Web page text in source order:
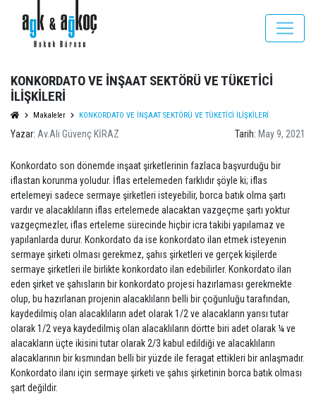
KONKORDATO VE İNŞAAT SEKTÖRÜ VE TÜKETİCİ
İLİŞKİLERİ
Makaleler KONKORDATO VE İNŞAAT SEKTÖRÜ VE TÜKETİCİ İLİŞKİLERİ
Yazar: Av.Ali Güvenç KİRAZ Tarih: May 9, 2021
Konkordato son dönemde inşaat şirketlerinin fazlaca başvurduğu bir
iflastan korunma yoludur. İflas ertelemeden farklıdır şöyle ki; iflas
ertelemeyi sadece sermaye şirketleri isteyebilir, borca batık olma şartı
vardır ve alacaklıların iflas ertelemede alacaktan vazgeçme şartı yoktur
vazgeçmezler, iflas erteleme sürecinde hiçbir icra takibi yapılamaz ve
yapılanlarda durur. Konkordato da ise konkordato ilan etmek isteyenin
sermaye şirketi olması gerekmez, şahıs şirketleri ve gerçek kişilerde
sermaye şirketleri ile birlikte konkordato ilan edebilirler. Konkordato ilan
eden şirket ve şahısların bir konkordato projesi hazırlaması gerekmekte
olup, bu hazırlanan projenin alacaklıların belli bir çoğunluğu tarafından,
kaydedilmiş olan alacaklıların adet olarak 1/2 ve alacakların yarısı tutar
olarak 1/2 veya kaydedilmiş olan alacaklıların dörtte biri adet olarak ¼ ve
alacakların üçte ikisini tutar olarak 2/3 kabul edildiği ve alacaklıların
alacaklarının bir kısmından belli bir yüzde ile feragat ettikleri bir anlaşmadır.
Konkordato ilanı için sermaye şirketi ve şahıs şirketinin borca batık olması
şart değildir.